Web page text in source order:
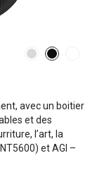
avec un boitier
et des
l’art, la
et AGI –